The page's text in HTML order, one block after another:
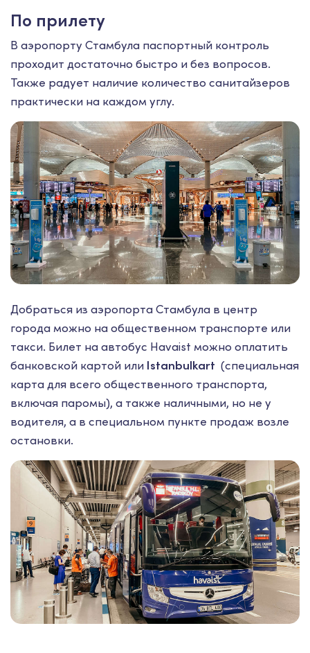
По прилету
В аэропорту Стамбула паспортный контроль
проходит достаточно быстро и без вопросов.
Также радует наличие количество санитайзеров
практически на каждом углу.
Добраться из аэропорта Стамбула в центр
города можно на общественном транспорте или
такси. Билет на автобус Havaist можно оплатить
банковской картой или Istanbulkart (специальная
карта для всего общественного транспорта,
включая паромы), а также наличными, но не у
водителя, а в специальном пункте продаж возле
остановки.